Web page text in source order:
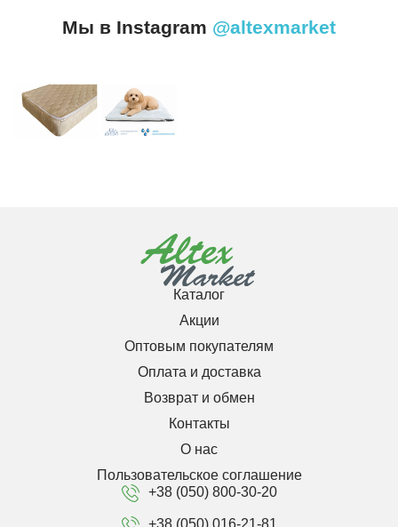
Мы в Instagram @altexmarket
Каталог
Акции
Оптовым покупателям
Оплата и доставка
Возврат и обмен
Контакты
О нас
Пользовательское соглашение
+38 (050) 800-30-20
+38 (050) 016-21-81